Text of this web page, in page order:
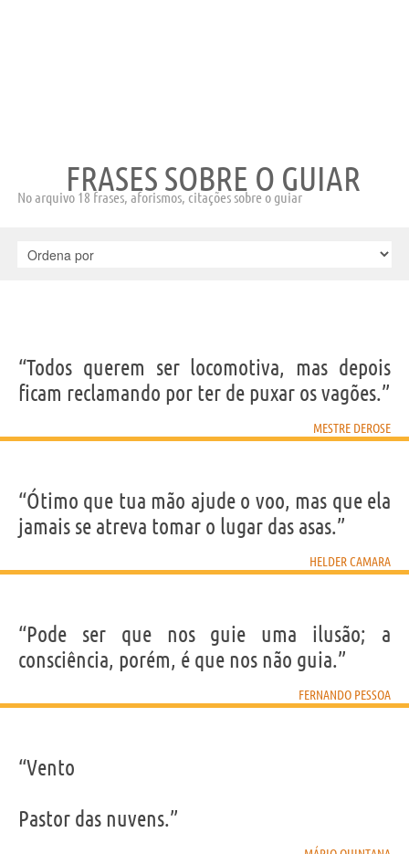
FRASES SOBRE O GUIAR
No arquivo 18 frases, aforismos, citações sobre o guiar
“Todos querem ser locomotiva, mas depois
ficam reclamando por ter de puxar os vagões.”
MESTRE DEROSE
“Ótimo que tua mão ajude o voo, mas que ela
jamais se atreva tomar o lugar das asas.”
HELDER CAMARA
“Pode ser que nos guie uma ilusão; a
consciência, porém, é que nos não guia.”
FERNANDO PESSOA
“Vento
Pastor das nuvens.”